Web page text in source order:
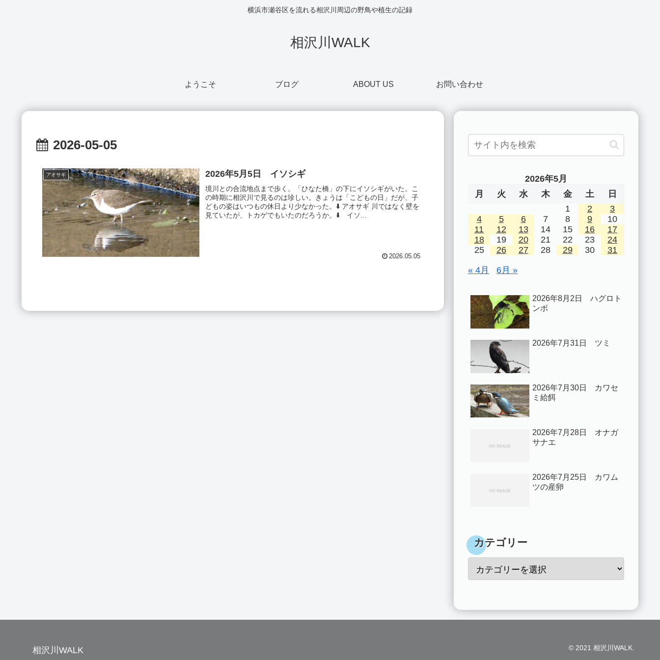
横浜市瀬谷区を流れる相沢川周辺の野鳥や植生の記録
相沢川WALK
ようこそ ブログ ABOUT US お問い合わせ
2026-05-05
アオサギ 2026年5月5日 イソシギ
境川との合流地点まで歩く。「ひなた橋」の下にイソシギがいた。こ
の時期に相沢川で見るのは珍しい。きょうは「こどもの日」だが、子
どもの姿はいつもの休日より少なかった。⬇️ アオサギ 川ではなく壁を
見ていたが、トカゲでもいたのだろうか。⬇️ イソ...
2026.05.05
2026年5月
月
火 水 木 金 土
日
1
2
3
4
5 6 7 8 9
10
11
12 13 14 15 16
17
18
19 20 21 22 23
24
25
26 27 28 29 30 31
« 4月 6月 »
2026年8月2日 ハグロト
ンボ
2026年7月31日 ツミ
2026年7月30日 カワセ
ミ給餌
2026年7月28日 オナガ
サナエ
2026年7月25日 カワム
ツの産卵
カテゴリー
相沢川WALK © 2021 相沢川WALK.